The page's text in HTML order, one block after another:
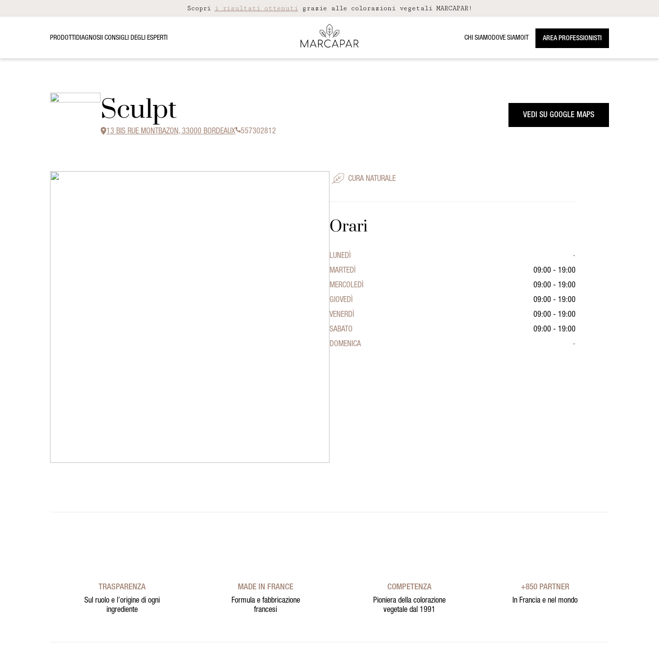
Scopri i risultati ottenutigrazie alle colorazioni vegetali MARCAPAR!
PRODOTTI DIAGNOSI I CONSIGLI DEGLI ESPERTI CHI SIAMO DOVE SIAMO AREA PROFESSIONISTI
Sculpt
13 BIS RUE MONTBAZON, 33000 BORDEAUX 557302812
VEDI SU GOOGLE MAPS
CURA NATURALE
Orari
LUNEDÌ
-
MARTEDÌ
09:00 - 19:00
MERCOLEDÌ
09:00 - 19:00
GIOVEDÌ
09:00 - 19:00
VENERDÌ
09:00 - 19:00
SABATO
09:00 - 19:00
DOMENICA
-
TRASPARENZA
Sul ruolo e l’origine di ogni
ingrediente
MADE IN FRANCE
Formula e fabbricazione
francesi
COMPETENZA
Pioniera della colorazione
vegetale dal 1991
+850 PARTNER
In Francia e nel mondo